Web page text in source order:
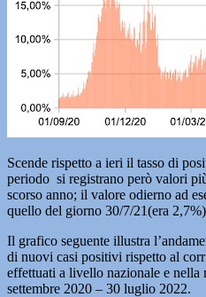
Scende rispetto a ieri il tasso di
periodo si registrano però valori
scorso anno; il valore odierno ad
quello del giorno 30/7/21(era
Il grafico seguente illustra
di nuovi casi positivi rispetto al
effettuati a livello nazionale e nella
settembre 2020 – 30 luglio 2022.